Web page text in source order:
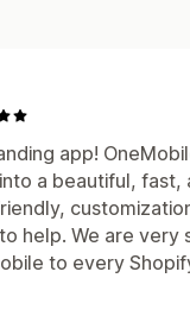
app!
a beautiful, fast,
help. We are very
to every